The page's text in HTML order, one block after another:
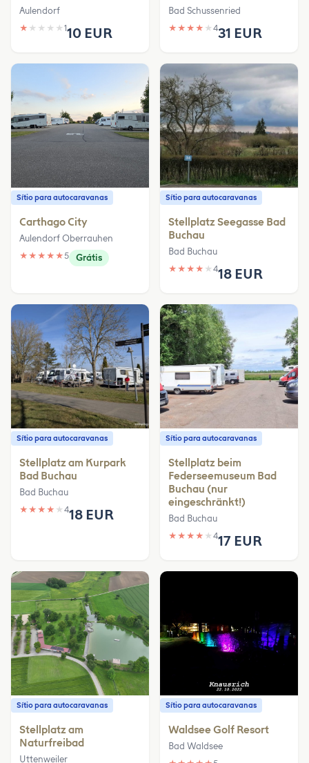
Aulendorf
★ ★ ★ ★ ★ 110 EUR
Bad Schussenried
★ ★ ★ ★ ★ 431 EUR
Sítio para autocaravanas
Carthago City
Aulendorf Oberrauhen
★ ★ ★ ★ ★5 Grátis
Sítio para autocaravanas
Stellplatz Seegasse Bad
Buchau
Bad Buchau
★ ★ ★ ★ ★ 418 EUR
Sítio para autocaravanas
Stellplatz am Kurpark
Bad Buchau
Bad Buchau
★ ★ ★ ★ ★ 418 EUR
Sítio para autocaravanas
Stellplatz beim
Federseemuseum Bad
Buchau (nur
eingeschränkt!)
Bad Buchau
★ ★ ★ ★ ★ 417 EUR
Sítio para autocaravanas
Stellplatz am
Naturfreibad
Uttenweiler
Sítio para autocaravanas
Waldsee Golf Resort
Bad Waldsee